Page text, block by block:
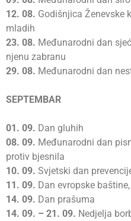
12. 08. Godišnjica Ženevske
mladih
23. 08. Međunarodni dan
njenu zabranu
29. 08. Međunarodni dan
SEPTEMBAR
01. 09. Dan gluhih
08. 09. Međunarodni dan
protiv bjesnila
10. 09. Svjetski dan
11. 09. Dan evropske
14. 09. Dan prašuma
14. 09. – 21. 09. Nedjelja